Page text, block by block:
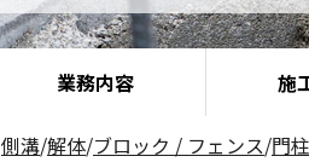
業務内容 施
側溝/解体/ブロック / フェンス/門